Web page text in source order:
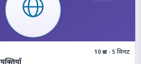
10 प्रश्न · 5 मिनट